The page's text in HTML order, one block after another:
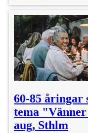
60-85 åringar
tema
aug, Sthlm